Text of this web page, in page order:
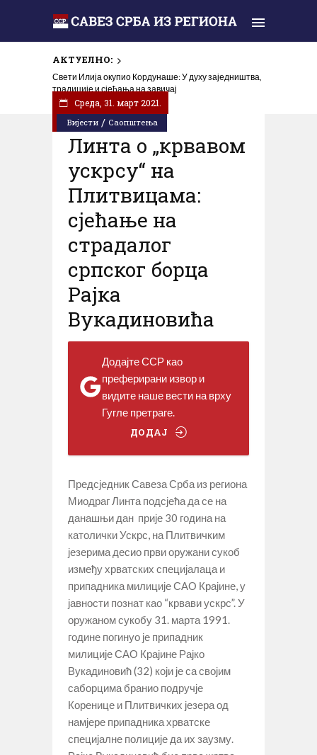
АКТУЕЛНО:
Свети Илија окупио Кордунаше: У духу заједништва,
традиције и сјећања на завичај
Вијести / Саопштења
Cреда, 31. март 2021.
Линта о „крвавом
ускрсу“ на
Плитвицама:
сјећање на
страдалог
српског борца
Рајка
Вукадиновића
Додајте ССР као
преферирани извор и
видите наше вести на врху
Гугле претраге.
ДОДАЈ
Предсједник Савеза Срба из региона
Миодраг Линта подсјећа да се на
данашњи дан прије 30 година на
католички Ускрс, на Плитвичким
језерима десио први оружани сукоб
између хрватских специјалаца и
припадника милиције САО Крајине, у
јавности познат као “крвави ускрс”. У
оружаном сукобу 31. марта 1991.
године погинуо је припадник
милиције САО Крајине Рајко
Вукадиновић (32) који је са својим
саборцима бранио подручје
Коренице и Плитвичких језера од
намјере припадника хрватске
специјалне полиције да их заузму.